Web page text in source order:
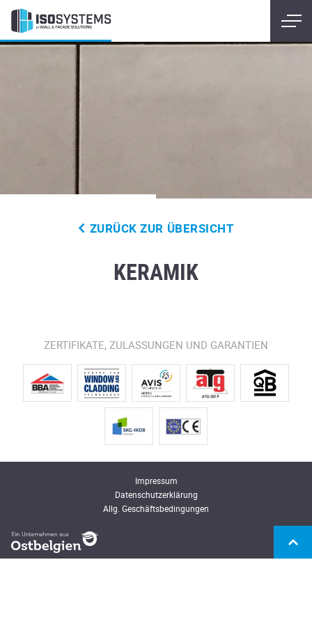
ZURÜCK ZUR ÜBERSICHT
KERAMIK
ZERTIFIKATE, ZULASSUNGEN UND GARANTIEN
Impressum
Datenschutzerklärung
Allg. Geschäftsbedingungen